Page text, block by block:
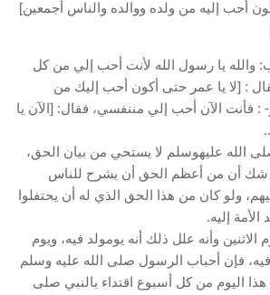
أحب إليه من ولده ووالده والناس أجمعين]
والله يا رسول الله لأنت أحب إلي من كل
: [لا يا عمر حتى أكون أحب إليك من
فأنت الآن أحب إلي مننفسي، فقال: [الآن يا
الله عليهوسلم لا يستحي من بيان الحق،
شك أن من أعظم الحق أن يشرح للناس
ولو كان من هذا الحق الذي له أن يحتفلوا
إليه.
الاثنين وأنه علل ذلك أنه يومولد فيه، ويوم
فيه، فإن أحباب الرسول صلى الله عليه وسلم
اليوم من كل أسبوع اقتداء بالنبي صلى